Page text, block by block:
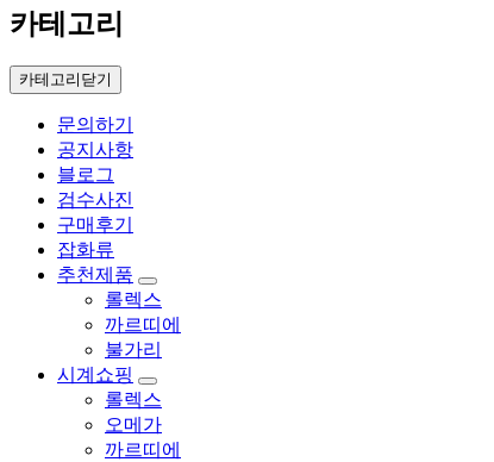
카테고리
카테고리닫기
문의하기
공지사항
블로그
검수사진
구매후기
잡화류
추천제품
롤렉스
까르띠에
불가리
시계쇼핑
롤렉스
오메가
까르띠에